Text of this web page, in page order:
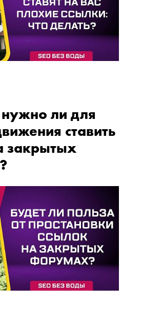
ли для
ставить
закрытых